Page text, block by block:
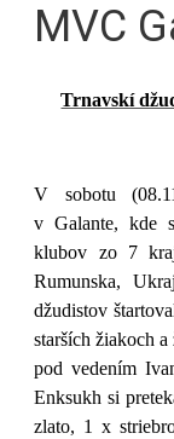
MVC
Trnavskí
V sobotu
v Galante, kde
klubov zo 7
Rumunska,
džudistov
starších žiakoch
pod vedením
Enksukh si
zlato, 1 x